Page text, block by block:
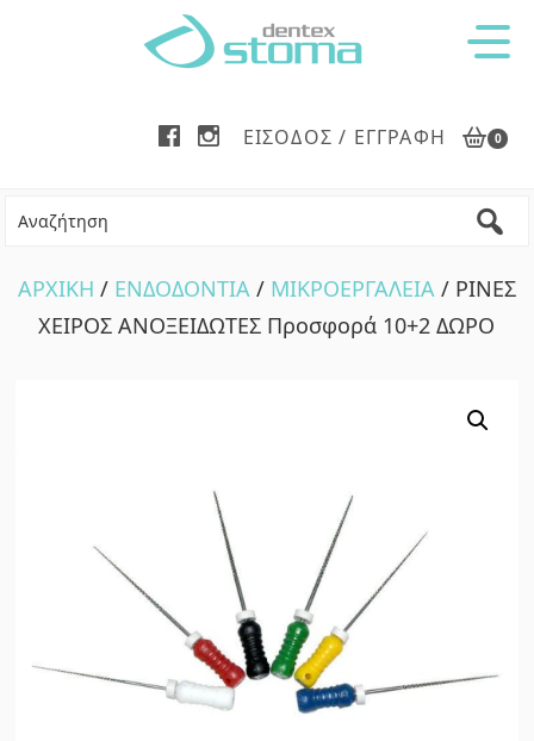
ΕΊΣΟΔΟΣ / ΕΓΓΡΑΦΉ 0
ΑΡΧΙΚΗ / ΕΝΔΟΔΟΝΤΙΑ/ ΜΙΚΡΟΕΡΓΑΛΕΙΑ/ ΡΙΝΕΣ
ΧΕΙΡΟΣ ΑΝΟΞΕΙΔΩΤΕΣ Προσφορά 10+2 ΔΩΡΟ